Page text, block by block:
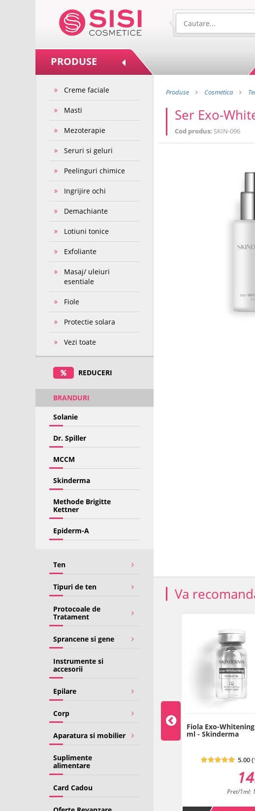
PRODUSE
Creme faciale
Masti
Mezoterapie
Seruri si geluri
Peelinguri chimice
Ingrijire ochi
Demachiante
Lotiuni tonice
Exfoliante
Masaj/ uleiuri
esentiale
Fiole
Protectie solara
Vezi toate
REDUCERI
BRANDURI
Solanie
Dr. Spiller
MCCM
Skinderma
Methode Brigitte
Kettner
Epiderm-A
Ten
Tipuri de ten
Protocoale de
Tratament
Sprancene si gene
Instrumente si
accesorii
Epilare
Corp
Aparatura si mobilier
Suplimente
alimentare
Card Cadou
Produse Cosmetica
Ser Exo-
Cod produs: SKIN-096
Va
00
315
Pret/100ml: 315 LEI
Fiola lifting cu Vitamina A
- 2 ml - Skinderma
Fiola Exo-
ml - Skinderma
5.00
Pret/1ml: